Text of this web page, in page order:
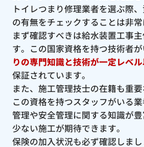
トイレつまり修理業者を選ぶ際
の有無をチェックすることは非常
まず確認すべきは給水装置工事
す。この国家資格を持つ技術者が
りの専門知識と技術が一定レベ
保証されています。
また、施工管理技士の在籍も重要
この資格を持つスタッフがいる
管理や安全管理に関する知識が
少ない施工が期待できます。
保険の加入状況も必ず確認しま